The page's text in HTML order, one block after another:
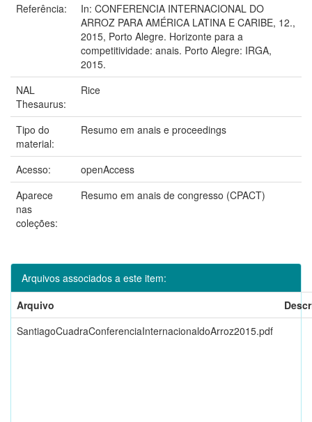
Referência:
In: CONFERENCIA INTERNACIONAL DO
ARROZ PARA AMÉRICA LATINA E CARIBE, 12.,
2015, Porto Alegre. Horizonte para a
competitividade: anais. Porto Alegre: IRGA,
2015.
NAL
Thesaurus:
Rice
Tipo do
material:
Resumo em anais e proceedings
Acesso:
openAccess
Aparece
nas
coleções:
Resumo em anais de congresso (CPACT)
Arquivos associados a este item:
Arquivo
SantiagoCuadraConferenciaInternacionaldoArroz2015.pdf